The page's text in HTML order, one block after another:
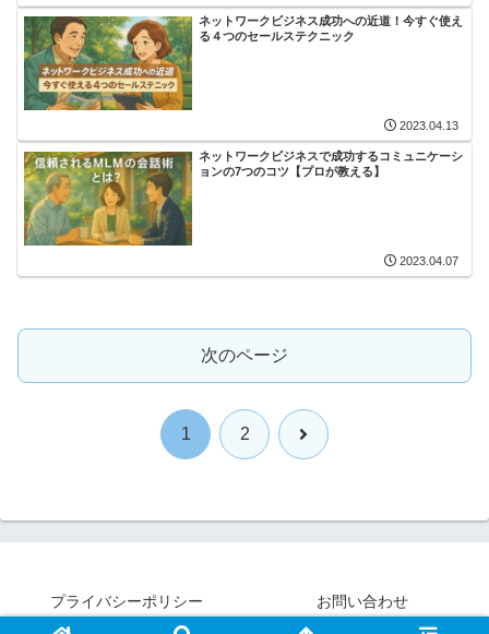
ネットワークビジネス成功への近道！今すぐ使え
る４つのセールステクニック
2023.04.13
ネットワークビジネスで成功するコミュニケーシ
ョンの7つのコツ【プロが教える】
2023.04.07
次のページ
1 2 次
プライバシーポリシー お問い合わせ